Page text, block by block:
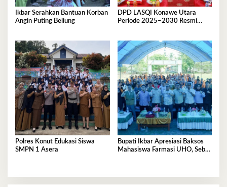
Ikbar Serahkan Bantuan Korban
Angin Puting Beliung
DPD LASQI Konawe Utara
Periode 2025–2030 Resmi
Polres Konut Edukasi Siswa
SMPN 1 Asera
Bupati Ikbar Apresiasi Baksos
Mahasiswa Farmasi UHO, Sebut